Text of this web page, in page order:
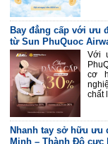
Bay đẳng cấp với ưu
từ Sun PhuQuoc
Với
cơ
chất
Nhanh tay sở hữu ưu
Minh – Thành Đô cực